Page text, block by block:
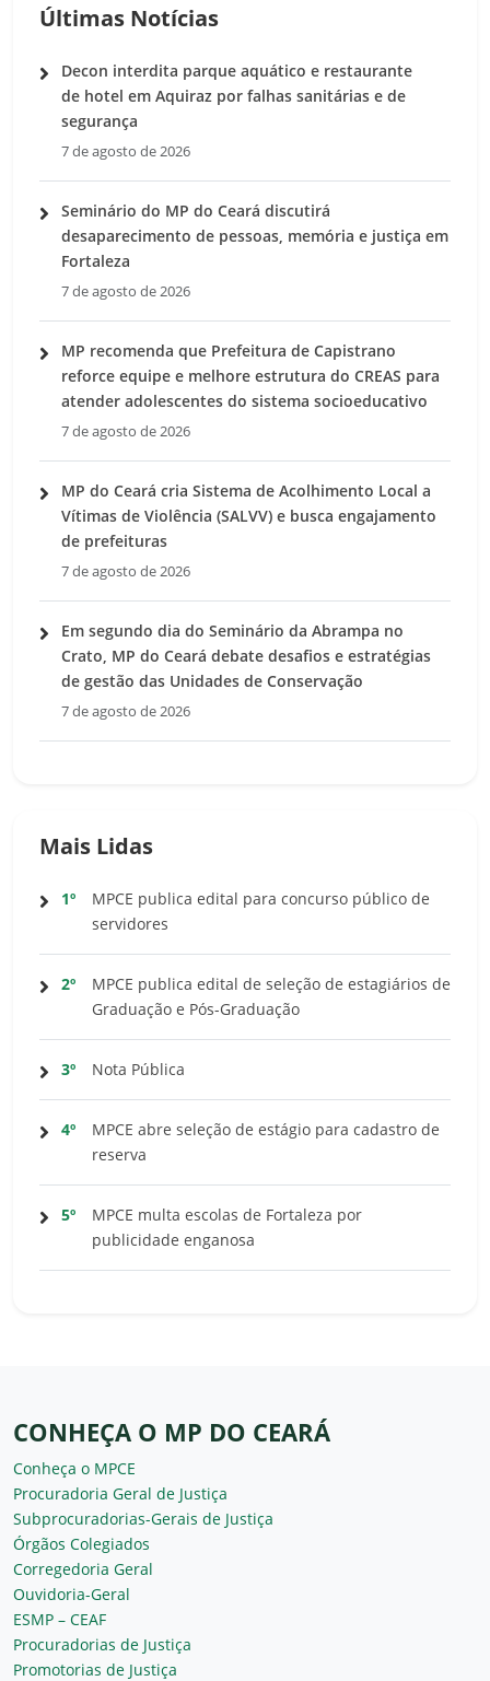
Últimas Notícias
Decon interdita parque aquático e restaurante
de hotel em Aquiraz por falhas sanitárias e de
segurança
7 de agosto de 2026
Seminário do MP do Ceará discutirá
desaparecimento de pessoas, memória e justiça em
Fortaleza
7 de agosto de 2026
MP recomenda que Prefeitura de Capistrano
reforce equipe e melhore estrutura do CREAS para
atender adolescentes do sistema socioeducativo
7 de agosto de 2026
MP do Ceará cria Sistema de Acolhimento Local a
Vítimas de Violência (SALVV) e busca engajamento
de prefeituras
7 de agosto de 2026
Em segundo dia do Seminário da Abrampa no
Crato, MP do Ceará debate desafios e estratégias
de gestão das Unidades de Conservação
7 de agosto de 2026
Mais Lidas
1º
MPCE publica edital para concurso público de
servidores
2º
MPCE publica edital de seleção de estagiários de
Graduação e Pós-Graduação
3º Nota Pública
4º
MPCE abre seleção de estágio para cadastro de
reserva
5º
MPCE multa escolas de Fortaleza por
publicidade enganosa
CONHEÇA O MP DO CEARÁ
Conheça o MPCE
Procuradoria Geral de Justiça
Subprocuradorias-Gerais de Justiça
Órgãos Colegiados
Corregedoria Geral
Ouvidoria-Geral
ESMP – CEAF
Procuradorias de Justiça
Promotorias de Justiça